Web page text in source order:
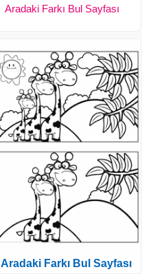
Aradaki Farkı Bul Sayfası
Aradaki Farkı Bul Sayfası